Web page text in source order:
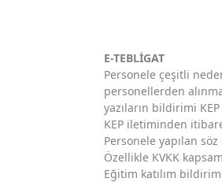
E-TEBLİGAT
Personele çeşitli
personellerden
yazıların bildirimi
KEP iletiminden
Personele yapılan
Özellikle KVKK
Eğitim katılım